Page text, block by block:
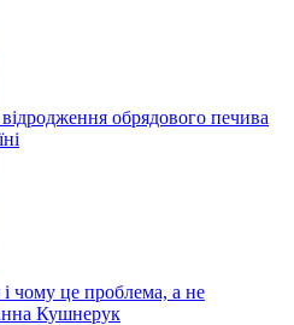
обрядового печива
чому це проблема, а не
Кушнерук